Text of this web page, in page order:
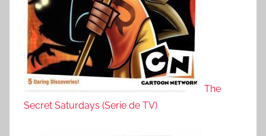
The
Secret Saturdays (Serie de TV)